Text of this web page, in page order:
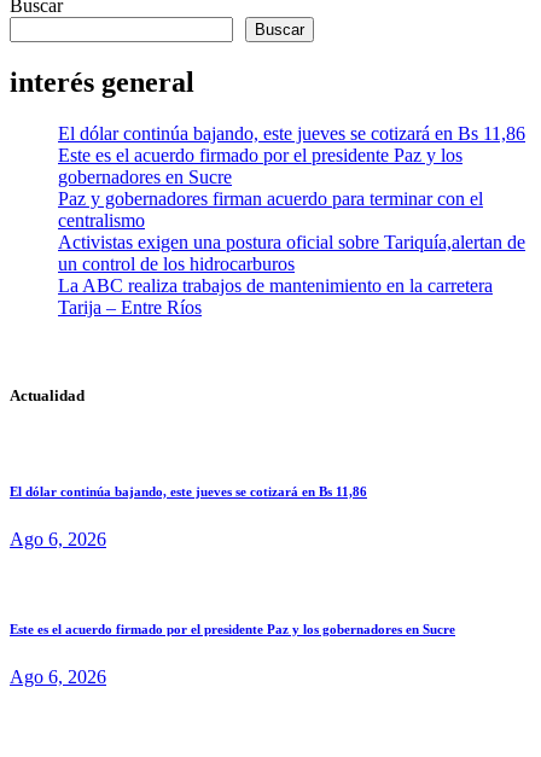
Buscar
Buscar
interés general
El dólar continúa bajando, este jueves se cotizará en Bs 11,86
Este es el acuerdo firmado por el presidente Paz y los
gobernadores en Sucre
Paz y gobernadores firman acuerdo para terminar con el
centralismo
Activistas exigen una postura oficial sobre Tariquía,alertan de
un control de los hidrocarburos
La ABC realiza trabajos de mantenimiento en la carretera
Tarija – Entre Ríos
Actualidad
El dólar continúa bajando, este jueves se cotizará en Bs 11,86
Ago 6, 2026
Este es el acuerdo firmado por el presidente Paz y los gobernadores en Sucre
Ago 6, 2026